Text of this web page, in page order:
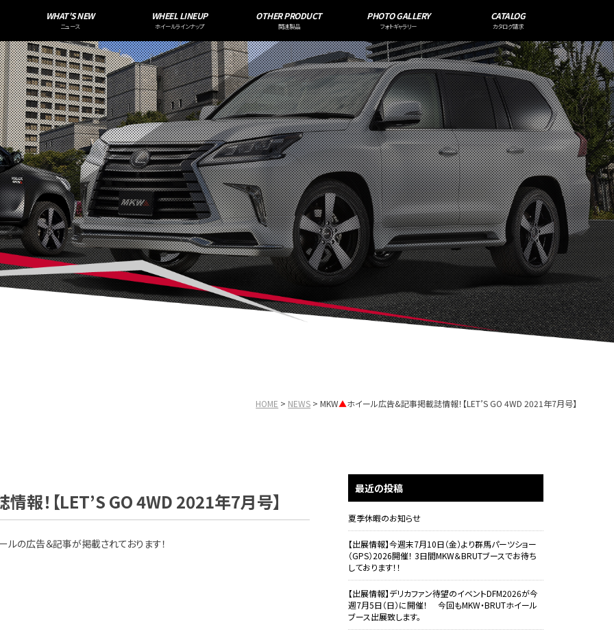
WHAT'S NEW
ニュース
WHEEL LINEUP
ホイールラインナップ
OTHER PRODUCT
関連製品
PHOTO GALLERY
フォトギャラリー
CATALOG
カタログ請求
HOME NEWS MKW▲ホイール広告&記事掲載誌情報！【LET’S GO 4WD 2021年7月号】
報！【LET’S GO 4WD 2021年7月号】
ルの広告＆記事が掲載されております！
最近の投稿
夏季休暇のお知らせ
【出展情報】今週末7月10日（金）より群馬パーツショー
（GPS）2026開催！ 3日間MKW＆BRUTブースでお待ち
しております！！
【出展情報】デリカファン待望のイベントDFM2026が今
週7月5日（日）に開催！ 今回もMKW・BRUTホイール
ブース出展致します。